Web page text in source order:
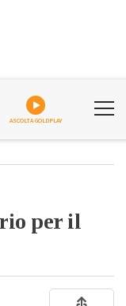
ASCOLTA GOLDPLAY
per il